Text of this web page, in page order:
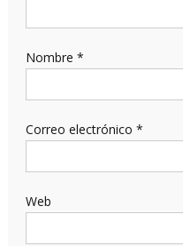
Nombre *
Correo electrónico *
Web